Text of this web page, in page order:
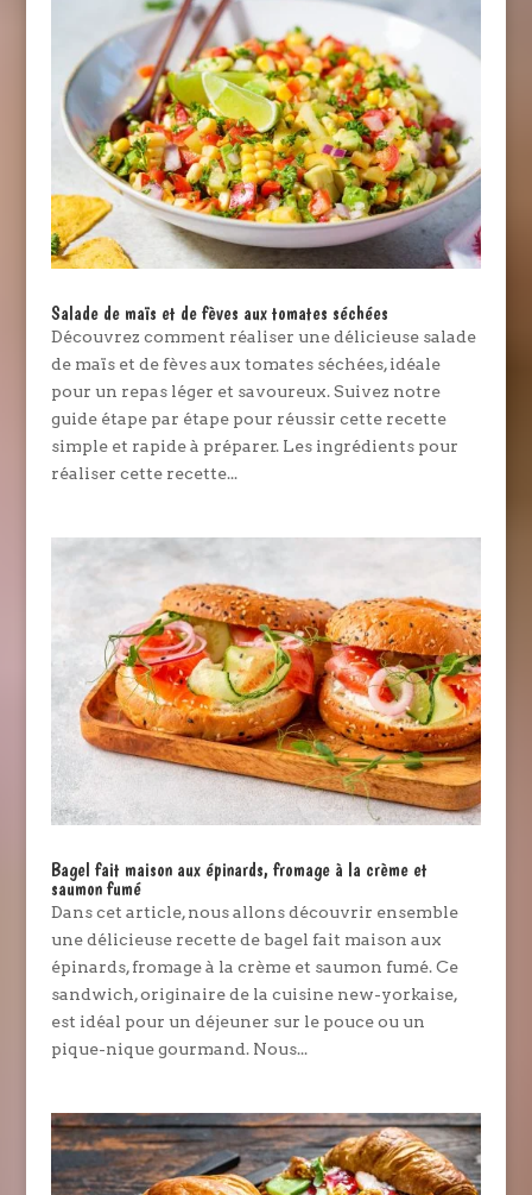
Salade de maïs et de fèves aux tomates séchées
Découvrez comment réaliser une délicieuse salade
de maïs et de fèves aux tomates séchées, idéale
pour un repas léger et savoureux. Suivez notre
guide étape par étape pour réussir cette recette
simple et rapide à préparer. Les ingrédients pour
réaliser cette recette...
Bagel fait maison aux épinards, fromage à la crème et
saumon fumé
Dans cet article, nous allons découvrir ensemble
une délicieuse recette de bagel fait maison aux
épinards, fromage à la crème et saumon fumé. Ce
sandwich, originaire de la cuisine new-yorkaise,
est idéal pour un déjeuner sur le pouce ou un
pique-nique gourmand. Nous...